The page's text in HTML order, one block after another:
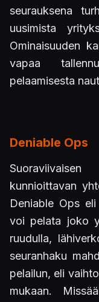
seurauksena
uusimista
Ominaisuuden
vapaa
pelaamisesta
Deniable Ops
kunnioittavan
Deniable Ops
voi pelata joko
ruudulla,
seuranhaku
pelailun, eli
mukaan.